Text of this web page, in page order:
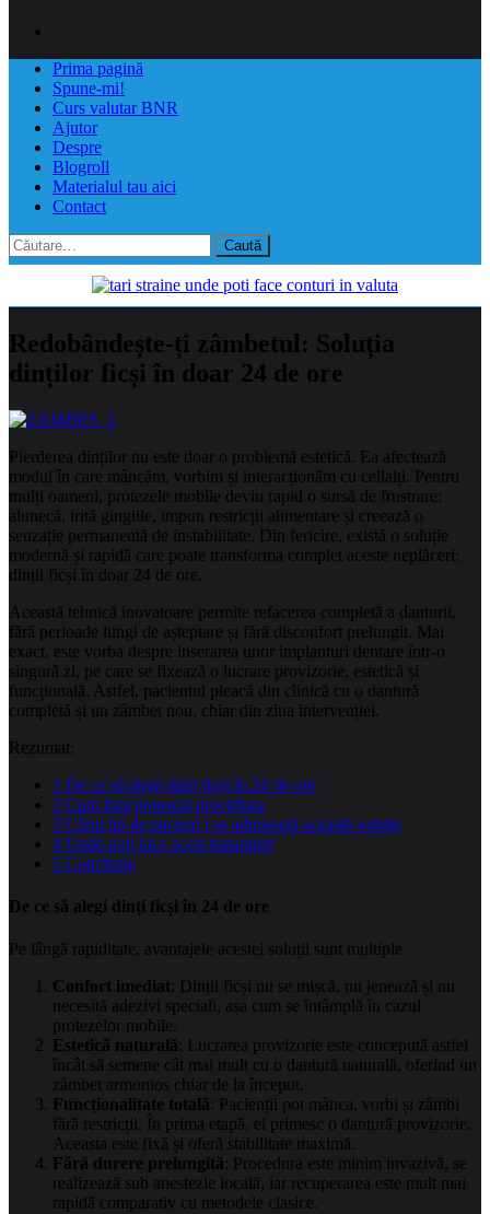
Prima pagină
Spune-mi!
Curs valutar BNR
Ajutor
Despre
Blogroll
Materialul tau aici
Contact
Caută
după:
Redobândește-ți zâmbetul: Soluția
dinților ficși în doar 24 de ore
Pierderea dinților nu este doar o problemă estetică. Ea afectează
modul în care mâncăm, vorbim și interacționăm cu ceilalți. Pentru
mulți oameni, protezele mobile devin rapid o sursă de frustrare:
alunecă, irită gingiile, impun restricții alimentare și creează o
senzație permanentă de instabilitate. Din fericire, există o soluție
modernă și rapidă care poate transforma complet aceste neplăceri:
dinții ficși în doar 24 de ore.
Această tehnică inovatoare permite refacerea completă a danturii,
fără perioade lungi de așteptare și fără disconfort prelungit. Mai
exact, este vorba despre inserarea unor implanturi dentare într-o
singură zi, pe care se fixează o lucrare provizorie, estetică și
funcțională. Astfel, pacientul pleacă din clinică cu o dantură
completă și un zâmbet nou, chiar din ziua intervenției.
Rezumat:
1 De ce să alegi dinți ficși în 24 de ore
2 Cum funcționează procedura
3 Cărui tip de pacient i se adresează această soluție
4 Unde poți face acest tratament
5 Concluzie
De ce să alegi dinți ficși în 24 de ore
Pe lângă rapiditate, avantajele acestei soluții sunt multiple.
Confort imediat: Dinții ficși nu se mișcă, nu jenează și nu
necesită adezivi speciali, așa cum se întâmplă în cazul
protezelor mobile.
Estetică naturală: Lucrarea provizorie este concepută astfel
încât să semene cât mai mult cu o dantură naturală, oferind un
zâmbet armonios chiar de la început.
Funcționalitate totală: Pacienții pot mânca, vorbi și zâmbi
fără restricții. În prima etapă, ei primesc o dantură provizorie.
Aceasta este fixă și oferă stabilitate maximă.
Fără durere prelungită: Procedura este minim invazivă, se
realizează sub anestezie locală, iar recuperarea este mult mai
rapidă comparativ cu metodele clasice.